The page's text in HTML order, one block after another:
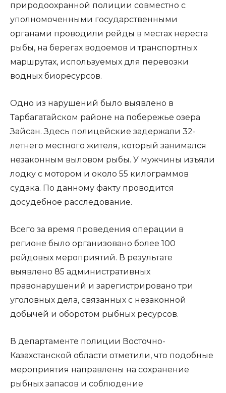
природоохранной полиции совместно с
уполномоченными государственными
органами проводили рейды в местах нереста
рыбы, на берегах водоемов и транспортных
маршрутах, используемых для перевозки
водных биоресурсов.
Одно из нарушений было выявлено в
Тарбагатайском районе на побережье озера
Зайсан. Здесь полицейские задержали 32-
летнего местного жителя, который занимался
незаконным выловом рыбы. У мужчины изъяли
лодку с мотором и около 55 килограммов
судака. По данному факту проводится
досудебное расследование.
Всего за время проведения операции в
регионе было организовано более 100
рейдовых мероприятий. В результате
выявлено 85 административных
правонарушений и зарегистрировано три
уголовных дела, связанных с незаконной
добычей и оборотом рыбных ресурсов.
В департаменте полиции Восточно-
Казахстанской области отметили, что подобные
мероприятия направлены на сохранение
рыбных запасов и соблюдение